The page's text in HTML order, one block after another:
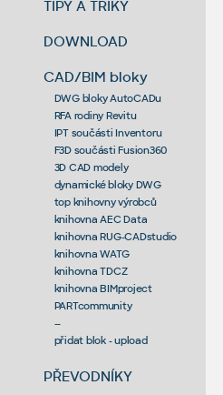
TIPY A TRIKY
DOWNLOAD
CAD/BIM bloky
DWG bloky AutoCADu
RFA rodiny Revitu
IPT součásti Inventoru
F3D součásti Fusion360
3D CAD modely
dynamické bloky DWG
top knihovny výrobců
knihovna AEC Data
knihovna RUG-CADstudio
knihovna WATG
knihovna TDCZ
knihovna BIMproject
PARTcommunity
--
přidat blok - upload
PŘEVODNÍKY